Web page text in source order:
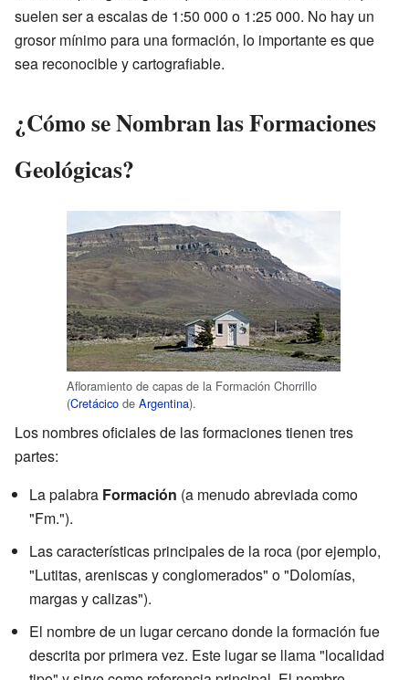
suelen ser a escalas de 1:50 000 o 1:25 000. No hay un
grosor mínimo para una formación, lo importante es que
sea reconocible y cartografiable.
¿Cómo se Nombran las Formaciones
Geológicas?
Afloramiento de capas de la Formación Chorrillo
(Cretácico de Argentina).
Los nombres oficiales de las formaciones tienen tres
partes:
La palabra Formación (a menudo abreviada como
"Fm.").
Las características principales de la roca (por ejemplo,
"Lutitas, areniscas y conglomerados" o "Dolomías,
margas y calizas").
El nombre de un lugar cercano donde la formación fue
descrita por primera vez. Este lugar se llama "localidad